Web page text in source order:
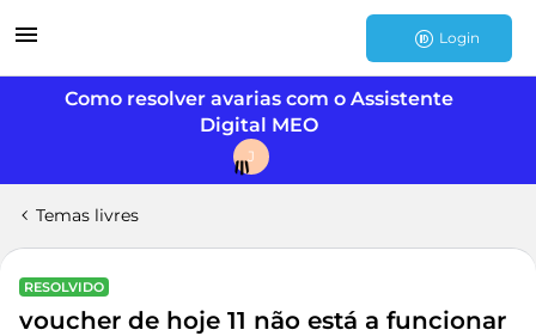
Login
Como resolver avarias com o Assistente
Digital MEO
J
Temas livres
RESOLVIDO
voucher de hoje 11 não está a funcionar